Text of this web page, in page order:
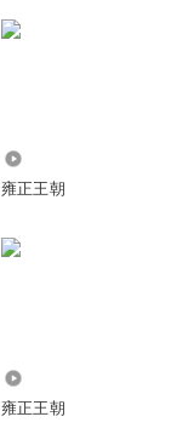
雍正王朝
雍正王朝